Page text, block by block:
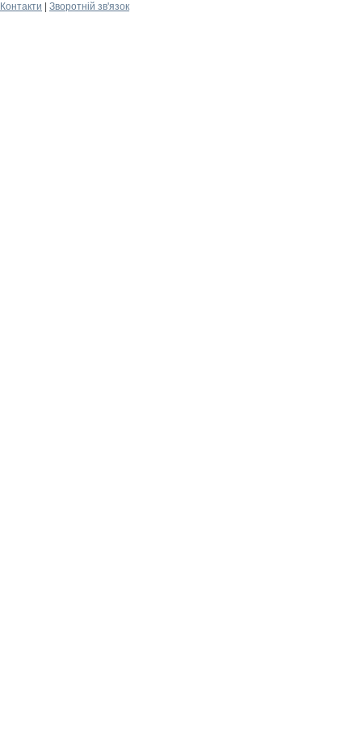
Контакти
Зворотній зв'язок